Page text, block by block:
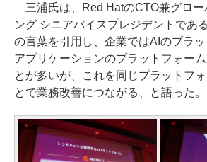
三浦氏は、Red HatのCTO兼グロー
ング シニアバイスプレジデントであ
の言葉を引用し、企業ではAIのプラ
アプリケーションのプラットフォー
とが多いが、これを同じプラットフ
とで業務改善につながる、と語った。